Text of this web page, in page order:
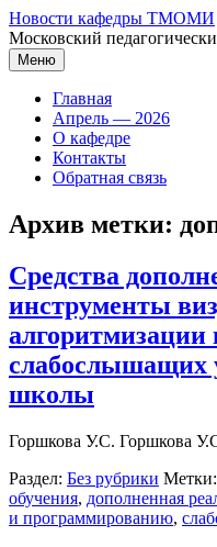
Перейти
к
содержимому
Новости кафедры ТМОМИ
Московский
Меню
Главная
Апрель — 2026
О кафедре
Контакты
Обратная связь
Архив метки:
Средства
инструменты
слабослышащих
школы
Горшкова У.С. Горшкова
Раздел: Без рубрики Метки:
обучения, дополненная
и программированию,